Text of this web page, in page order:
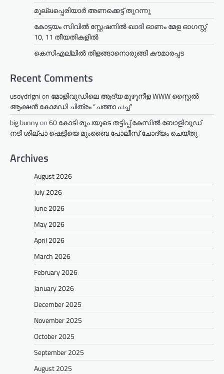
മുല്ലപ്പെരിയാര്‍ അണക്കെട്ട് തുറന്നു
കോട്ടയം സിവിൽ സ്റ്റേഷനിൽ ഖാദി ഓണം മേള ഓഗസ്റ്റ്
10, 11 തീയതികളില്‍
കെസിഎല്ലിൽ തിളങ്ങാനൊരുങ്ങി കൗമാരപ്പട
Recent Comments
usoydrlgnion മോളിവുഡിലെ ആദ്യ മുഴുനീള WWW സ്റ്റൈൽ
ആക്ഷൻ കോമഡി ചിത്രം “ചത്താ പച്ച”
big bunnyon60 കോടി രൂപയുടെ തട്ടിപ്പ് കേസിൽ ബോളിവുഡ്
നടി ശില്പാ ഷെട്ടിയെ മുംബൈ പോലീസ് ചോദ്യം ചെയ്തു
Archives
August 2026
July 2026
June 2026
May 2026
April 2026
March 2026
February 2026
January 2026
December 2025
November 2025
October 2025
September 2025
August 2025